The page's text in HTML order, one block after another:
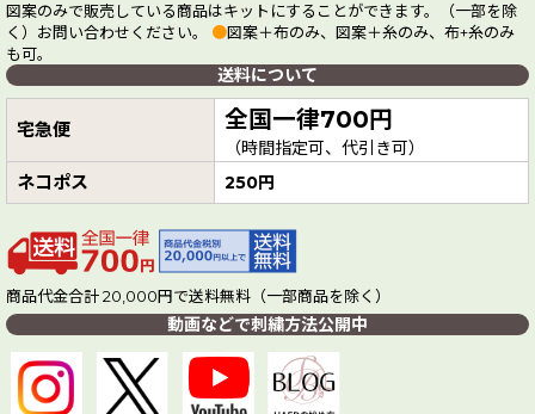
図案のみで販売している商品はキットにすることができます。（一部を除
く）お問い合わせください。 ●図案＋布のみ、図案＋糸のみ、布+糸のみ
も可。
送料について
宅急便 全国一律700円
（時間指定可、代引き可）
ネコポス 250円
商品代金合計 20,000円で送料無料（一部商品を除く）
動画などで刺繍方法公開中